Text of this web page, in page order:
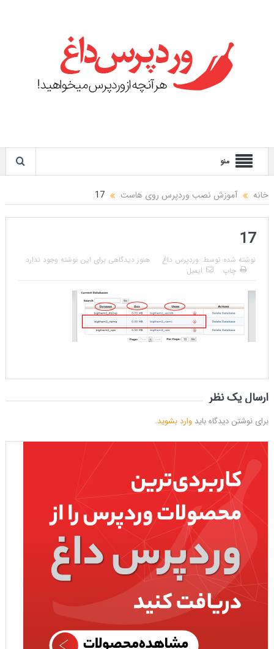
منو
خانه آموزش نصب وردپرس روی هاست 17
17
نوشته شده توسط: وردپرس داغ
هنوز دیدگاهی برای این نوشته وجود ندارد
چاپ
ایمیل
ارسال یک نظر
برای نوشتن دیدگاه باید وارد بشوید.